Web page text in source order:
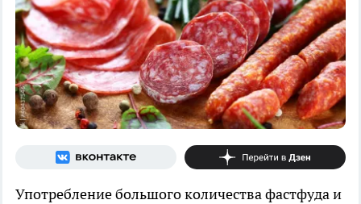
Употребление большого количества фастфуда и